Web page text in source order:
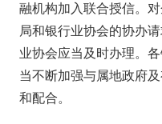
融机构加入联合授信。
局和银行业协会的协办
业协会应当及时办理。
当不断加强与属地政府
和配合。